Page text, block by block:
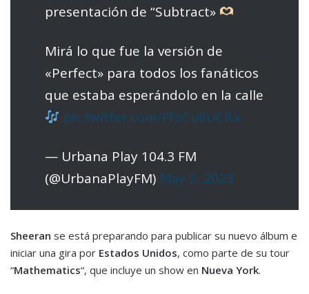
presentación de “Subtract»
Mirá lo que fue la versión de
«Perfect» para todos los fanáticos
que estaba esperándolo en la calle
pic.twitter.com/FfoCu8UCRa
— Urbana Play 104.3 FM
(@UrbanaPlayFM) May 5, 2023
Sheeran se está preparando para publicar su nuevo álbum e
iniciar una gira por Estados Unidos, como parte de su tour
“Mathematics“, que incluye un show en Nueva York.